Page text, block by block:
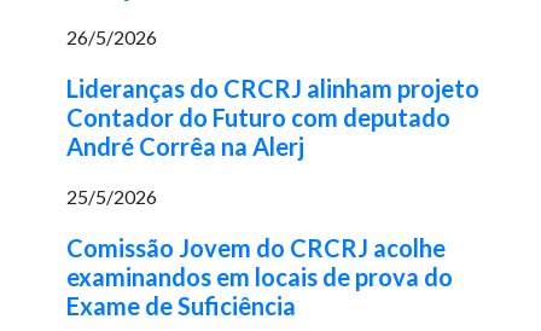
26/5/2026
Lideranças do CRCRJ alinham projeto
Contador do Futuro com deputado
André Corrêa na Alerj
25/5/2026
Comissão Jovem do CRCRJ acolhe
examinandos em locais de prova do
Exame de Suficiência